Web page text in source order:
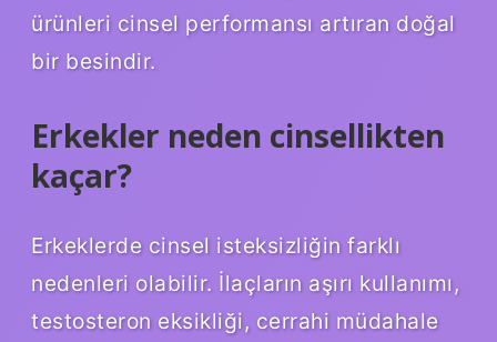
ürünleri cinsel performansı artıran doğal
bir besindir.
Erkekler neden cinsellikten
kaçar?
Erkeklerde cinsel isteksizliğin farklı
nedenleri olabilir. İlaçların aşırı kullanımı,
testosteron eksikliği, cerrahi müdahale